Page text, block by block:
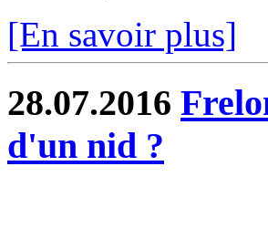
[En savoir plus]
28.07.2016
d'un nid ?